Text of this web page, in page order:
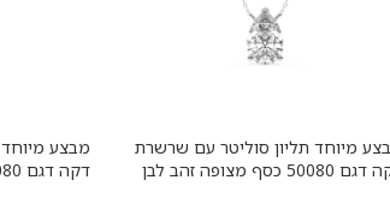
מיוחד תליון סוליטר עם שרשרת
דקה דגם 50080 כסף מצופה זהב לבן
מבצע